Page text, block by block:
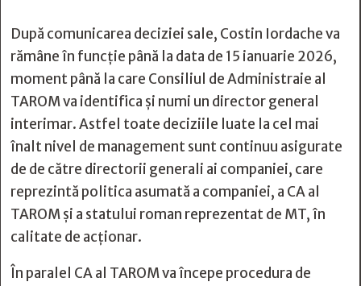
După comunicarea deciziei sale, Costin Iordache va
rămâne în funcție până la data de 15 ianuarie 2026,
moment până la care Consiliul de Administraie al
TAROM va identifica și numi un director general
interimar. Astfel toate deciziile luate la cel mai
înalt nivel de management sunt continuu asigurate
de de către directorii generali ai companiei, care
reprezintă politica asumată a companiei, a CA al
TAROM și a statului roman reprezentat de MT, în
calitate de acționar.
În paralel CA al TAROM va începe procedura de